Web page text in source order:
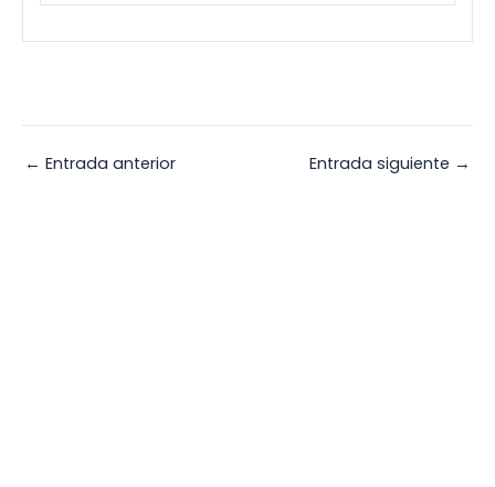
← Entrada anterior Entrada siguiente →